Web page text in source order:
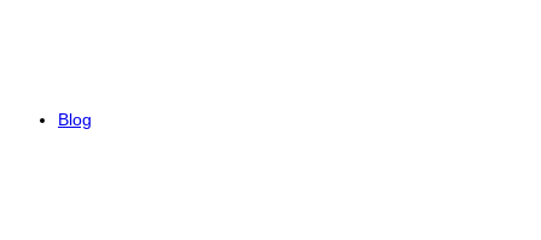
Blog